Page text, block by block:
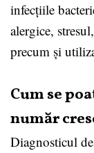
infecțiile
alergice,
precum și
Cum se
număr
Diagnosticul